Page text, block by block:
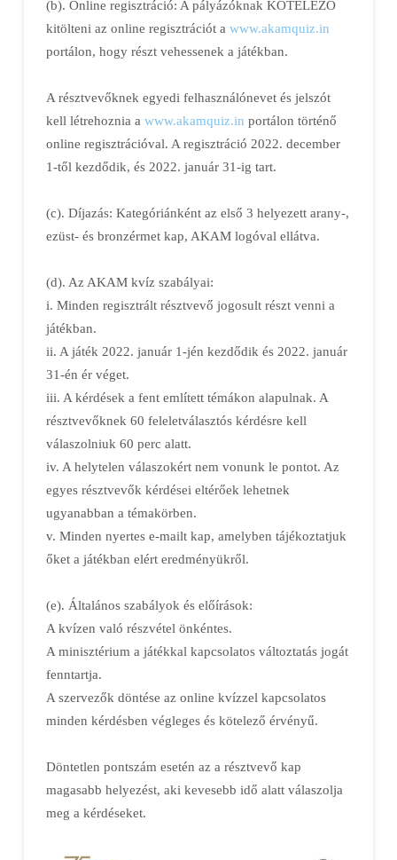
(b). Online regisztráció: A pályázóknak KÖTELEZŐ
kitölteni az online regisztrációt a www.akamquiz.in
portálon, hogy részt vehessenek a játékban.
A résztvevőknek egyedi felhasználónevet és jelszót
kell létrehoznia a www.akamquiz.in portálon történő
online regisztrációval. A regisztráció 2022. december
1-től kezdődik, és 2022. január 31-ig tart.
(c). Díjazás: Kategóriánként az első 3 helyezett arany-,
ezüst- és bronzérmet kap, AKAM logóval ellátva.
(d). Az AKAM kvíz szabályai:
i. Minden regisztrált résztvevő jogosult részt venni a
játékban.
ii. A játék 2022. január 1-jén kezdődik és 2022. január
31-én ér véget.
iii. A kérdések a fent említett témákon alapulnak. A
résztvevőknek 60 feleletválasztós kérdésre kell
válaszolniuk 60 perc alatt.
iv. A helytelen válaszokért nem vonunk le pontot. Az
egyes résztvevők kérdései eltérőek lehetnek
ugyanabban a témakörben.
v. Minden nyertes e-mailt kap, amelyben tájékoztatjuk
őket a játékban elért eredményükről.
(e). Általános szabályok és előírások:
A kvízen való részvétel önkéntes.
A minisztérium a játékkal kapcsolatos változtatás jogát
fenntartja.
A szervezők döntése az online kvízzel kapcsolatos
minden kérdésben végleges és kötelező érvényű.
Döntetlen pontszám esetén az a résztvevő kap
magasabb helyezést, aki kevesebb idő alatt válaszolja
meg a kérdéseket.